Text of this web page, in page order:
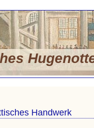
Handwerk